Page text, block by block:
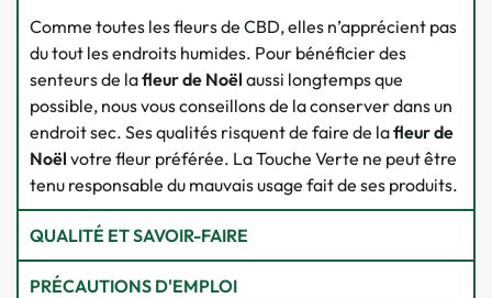
Comme toutes les fleurs de CBD, elles n’apprécient pas
du tout les endroits humides. Pour bénéficier des
senteurs de lafleur de Noël aussi longtemps que
possible, nous vous conseillons de la conserver dans un
endroit sec. Ses qualités risquent de faire de lafleur de
Noël votre fleur préférée. La Touche Verte ne peut être
tenu responsable du mauvais usage fait de ses produits.
QUALITÉ ET SAVOIR-FAIRE
PRÉCAUTIONS D'EMPLOI